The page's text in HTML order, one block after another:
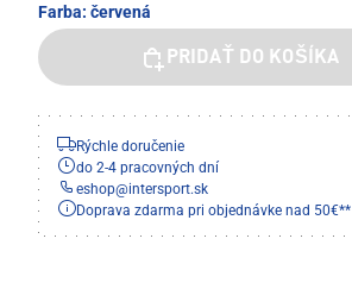
Farba: červená
PRIDAŤ DO KOŠÍKA
Rýchle doručenie
do 2-4 pracovných dní
eshop@intersport.sk
Doprava zdarma pri objednávke nad 50€**